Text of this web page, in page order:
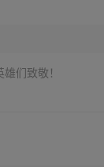
们致敬！